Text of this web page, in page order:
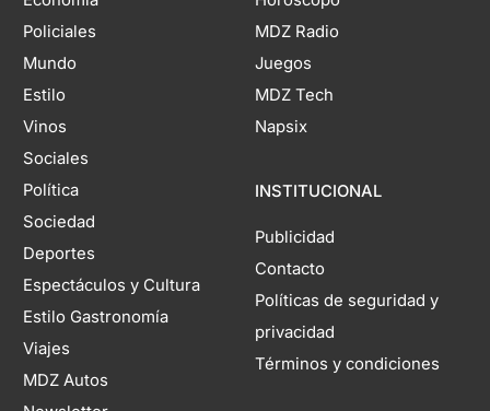
Policiales
Mundo
Estilo
Vinos
Sociales
Política
Sociedad
Deportes
Espectáculos y Cultura
Estilo Gastronomía
Viajes
MDZ Autos
MDZ Radio
Juegos
MDZ Tech
Napsix
INSTITUCIONAL
Publicidad
Contacto
Políticas de seguridad y
privacidad
Términos y condiciones